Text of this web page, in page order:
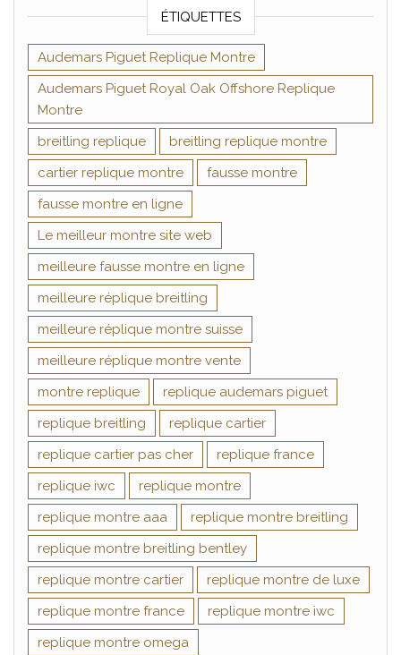
ÉTIQUETTES
Audemars Piguet Replique Montre
Audemars Piguet Royal Oak Offshore Replique
Montre
breitling replique
breitling replique montre
cartier replique montre
fausse montre
fausse montre en ligne
Le meilleur montre site web
meilleure fausse montre en ligne
meilleure réplique breitling
meilleure réplique montre suisse
meilleure réplique montre vente
montre replique
replique audemars piguet
replique breitling
replique cartier
replique cartier pas cher
replique france
replique iwc
replique montre
replique montre aaa
replique montre breitling
replique montre breitling bentley
replique montre cartier
replique montre de luxe
replique montre france
replique montre iwc
replique montre omega